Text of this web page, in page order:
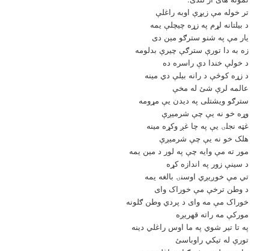
تر خوله مې زيړې اوبه راغلې
د بيلتانه لړم په زړه چيچلې يمه
يار مې په شنو سترګو مين دى
زه به دا تورې سترګې چيرې بدلومه
د خولې خندا دې راسره ده
د زړه کوڅې د رانه بيلې دي مينه
عالمه لرې شئ له مخې
سترګو ويشتلى په ديدن يې مړومه
وړه خو نه يې چې شرميږې
غټه نجلۍ يې په چا غږ وکړه مينه
هلک خو نه يې چې شرميږې
مور ته مې وايه چې په لور د مين يمه
د سينې زور په اندازه کړه
تي مې خوږيږي اوسنۍ بالغه يمه
د وطن ترخې مې خوراک واى
خوراک مې مه واى د پردي وطن ګلونه
مورکې مه راته قهريږه
په تا تير شوي په ما اوس راغلي دينه
تورې له تيکي راوباسئ